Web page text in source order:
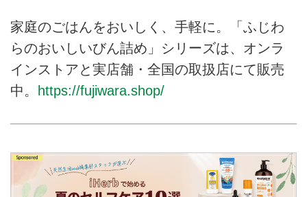
家庭のごはんをおいしく、手軽に。「ふじわ
らのおいしいびん詰め」シリーズは、オンラ
インストアと実店舗・全国の取扱店にて販売
中。
https://fujiwara.shop/